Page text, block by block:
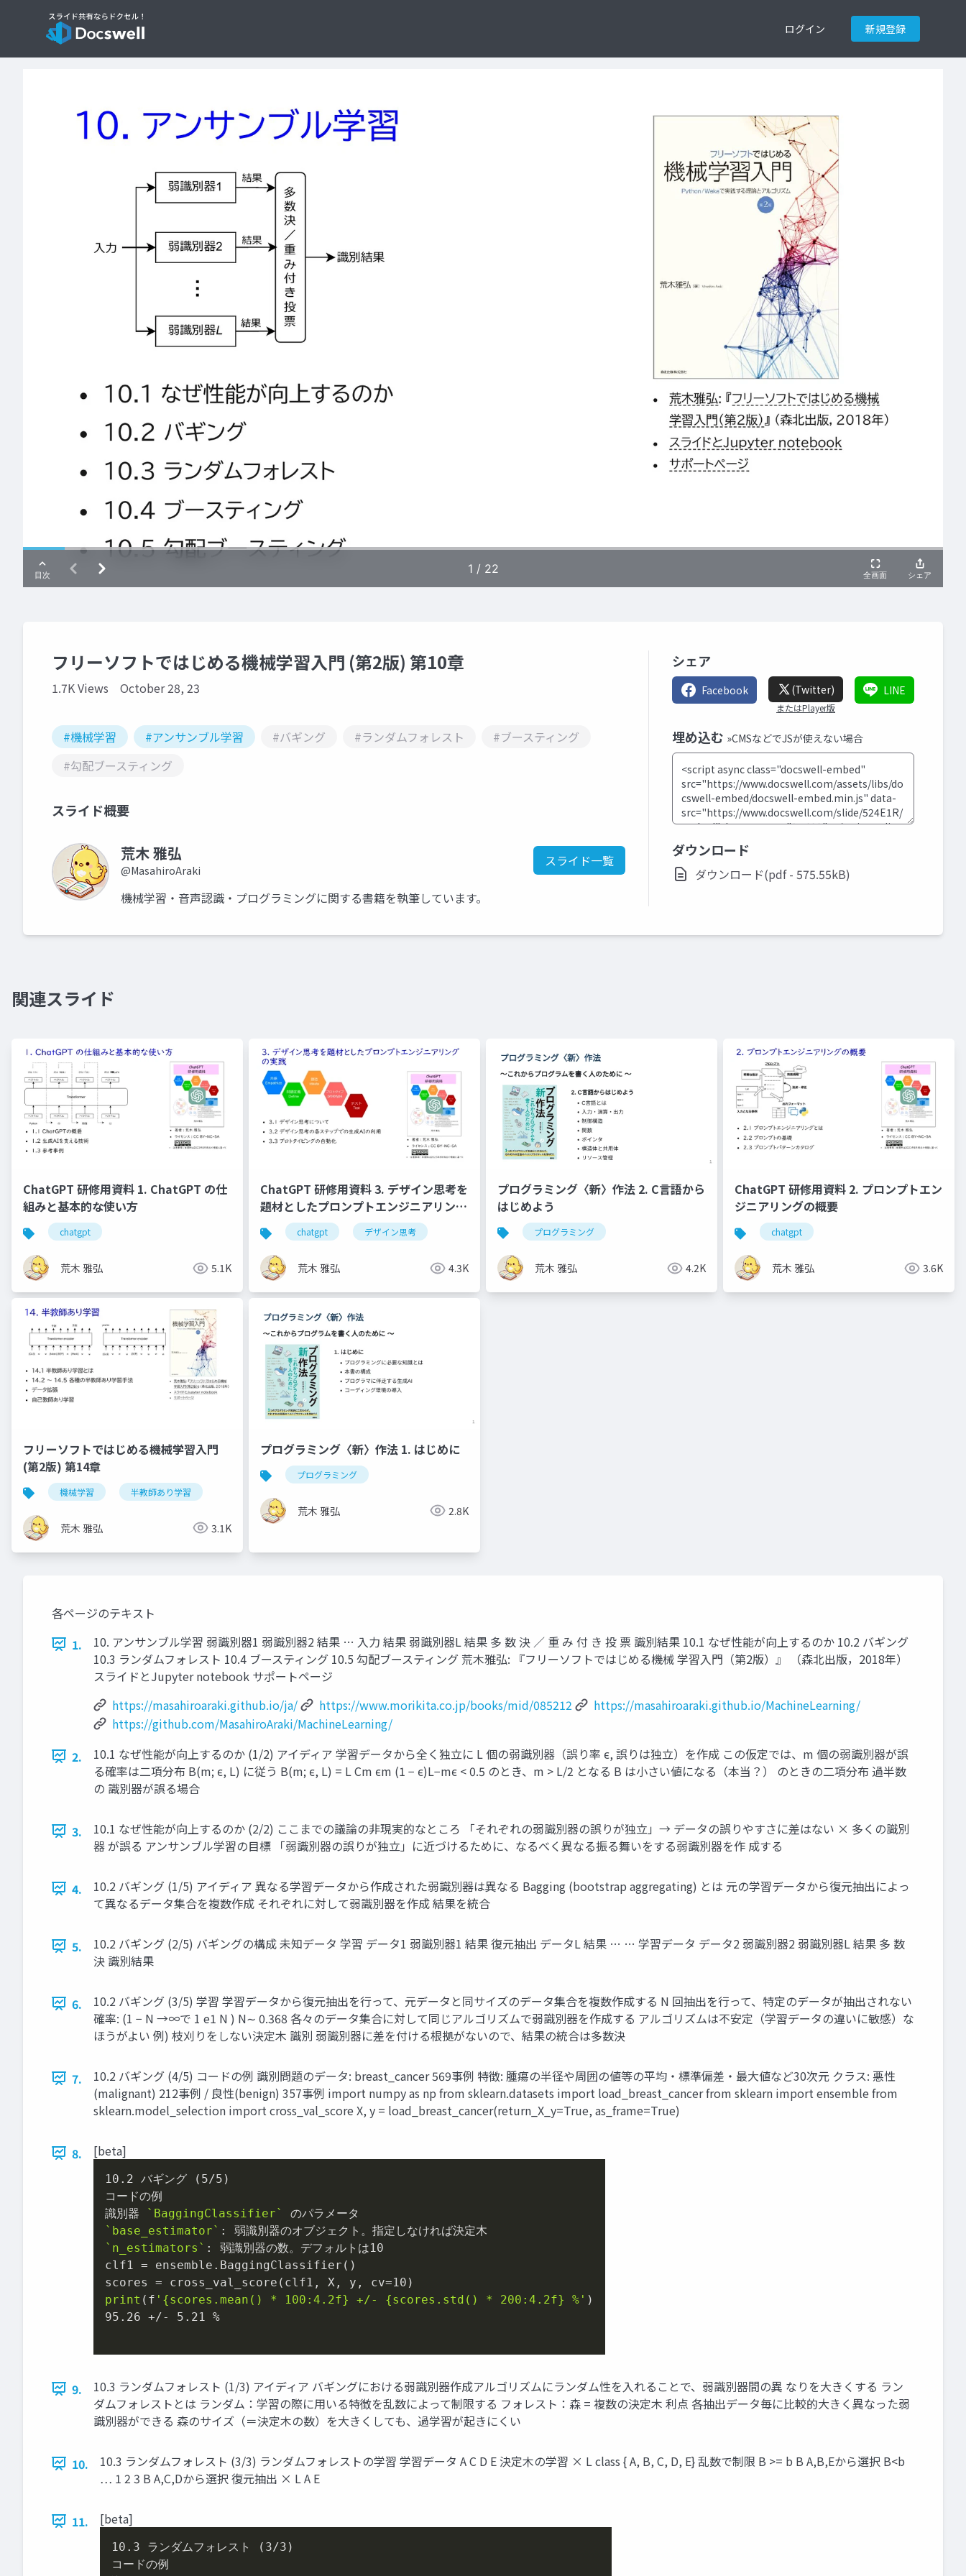
ログイン 新規登録
フリーソフトではじめる機械学習入門 (第2版) 第10章
1.7K Views October 28, 23
#機械学習 #アンサンブル学習 #バギング #ランダムフォレスト
#ブースティング
#勾配ブースティング
スライド概要
荒木 雅弘
@MasahiroAraki
スライド一覧
機械学習・音声認識・プログラミングに関する書籍を執筆しています。
シェア
Facebook (Twitter)
またはPlayer版
LINE
埋め込む »CMSなどでJSが使えない場合
ダウンロード
ダウンロード(pdf - 575.55kB)
関連スライド
ChatGPT 研修用資料 1. ChatGPT の仕
組みと基本的な使い⽅
chatgpt
荒木 雅弘 5.1K
ChatGPT 研修用資料 3. デザイン思考を
題材としたプロンプトエンジニアリング
の実践chatgpt デザイン思考
荒木 雅弘 4.3K
プログラミング〈新〉作法 2. C言語から
はじめよう
プログラミング
荒木 雅弘 4.2K
ChatGPT 研修用資料 2. プロンプトエン
ジニアリングの概要
chatgpt
荒木 雅弘 3.6K
フリーソフトではじめる機械学習入門
(第2版) 第14章
機械学習 半教師あり学習
荒木 雅弘 3.1K
プログラミング〈新〉作法 1. はじめに
プログラミング
荒木 雅弘 2.8K
各ページのテキスト
1.
10. アンサンブル学習 弱識別器1 弱識別器2 結果 … ⼊⼒ 結果 弱識別器L 結果 多 数 決 ／ 重 み 付 き 投 票 識別結果 10.1 なぜ性能が向上するのか 10.2 バギング
10.3 ランダムフォレスト 10.4 ブースティング 10.5 勾配ブースティング 荒木雅弘: 『フリーソフトではじめる機械 学習入門（第2版）』 （森北出版，2018年）
スライドとJupyter notebook サポートページ
https://masahiroaraki.github.io/ja/
https://www.morikita.co.jp/books/mid/085212
https://masahiroaraki.github.io/MachineLearning/
https://github.com/MasahiroAraki/MachineLearning/
2.
10.1 なぜ性能が向上するのか (1/2) アイディア 学習データから全く独立に L 個の弱識別器（誤り率 ϵ, 誤りは独立）を作成 この仮定では、m 個の弱識別器が誤
る確率は二項分布 B(m; ϵ, L) に従う B(m; ϵ, L) = L Cm ϵm (1 − ϵ)L−m ​ ϵ < 0.5 のとき、m > L/2 となる B は小さい値になる（本当？） のときの⼆項分布 過半数
の 識別器が誤る場合
3.
10.1 なぜ性能が向上するのか (2/2) ここまでの議論の非現実的なところ 「それぞれの弱識別器の誤りが独立」→ データの誤りやすさに差はない × 多くの識別
器 が誤る アンサンブル学習の目標 「弱識別器の誤りが独立」に近づけるために、なるべく異なる振る舞いをする弱識別器を作 成する
4.
10.2 バギング (1/5) アイディア 異なる学習データから作成された弱識別器は異なる Bagging (bootstrap aggregating) とは 元の学習データから復元抽出によっ
て異なるデータ集合を複数作成 それぞれに対して弱識別器を作成 結果を統合
5.
10.2 バギング (2/5) バギングの構成 未知データ 学習 データ1 弱識別器1 結果 復元抽出 データL 結果 … … 学習データ データ2 弱識別器2 弱識別器L 結果 多 数
決 識別結果
6.
10.2 バギング (3/5) 学習 学習データから復元抽出を行って、元データと同サイズのデータ集合を複数作成する N 回抽出を行って、特定のデータが抽出されない
確率: (1 − N →∞で 1 e ​ 1 N ) N ​ ∼ 0.368 各々のデータ集合に対して同じアルゴリズムで弱識別器を作成する アルゴリズムは不安定（学習データの違いに敏感）な
ほうがよい 例) 枝刈りをしない決定木 識別 弱識別器に差を付ける根拠がないので、結果の統合は多数決
7.
10.2 バギング (4/5) コードの例 識別問題のデータ: breast_cancer 569事例 特徴: 腫瘍の半径や周囲の値等の平均・標準偏差・最大値など30次元 クラス: 悪性
(malignant) 212事例 / 良性(benign) 357事例 import numpy as np from sklearn.datasets import load_breast_cancer from sklearn import ensemble from
sklearn.model_selection import cross_val_score X, y = load_breast_cancer(return_X_y=True, as_frame=True)
8. [beta]
10.2 バギング ( 5/5 )
コードの例
識別器
`BaggingClassifier`
`base_estimator`
`n_estimators` : 弱識別器の数。デフォルトは10
clf1 = ensemble.BaggingClassifier()
scores = cross_val_score(clf1, X, y, cv=10
print (f '{scores.mean() * 100:4.2f} +/- {scores.std() * 200:4.2f} %'
95.26 +/- 5.21 %
9.
10.3 ランダムフォレスト (1/3) アイディア バギングにおける弱識別器作成アルゴリズムにランダム性を入れることで、弱識別器間の異 なりを大きくする ラン
ダムフォレストとは ランダム：学習の際に用いる特徴を乱数によって制限する フォレスト：森 = 複数の決定木 利点 各抽出データ毎に比較的大きく異なった弱
識別器ができる 森のサイズ（＝決定木の数）を大きくしても、過学習が起きにくい
10.
10.3 ランダムフォレスト (3/3) ランダムフォレストの学習 学習データ A C D E 決定⽊の学習 × L class { A, B, C, D, E} 乱数で制限 B >= b B A,B,Eから選択 B<b
… 1 2 3 B A,C,Dから選択 復元抽出 × L A E
11. [beta]
10.3 ランダムフォレスト ( 3/3 )
コードの例